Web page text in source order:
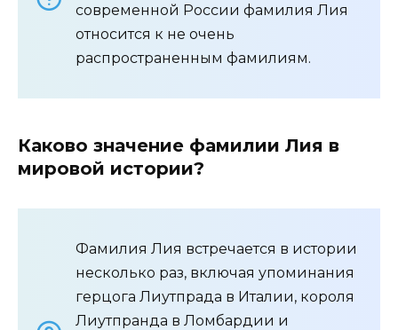
современной России фамилия Лия
относится к не очень
распространенным фамилиям.
Каково значение фамилии Лия в
мировой истории?
Фамилия Лия встречается в истории
несколько раз, включая упоминания
герцога Лиутпрада в Италии, короля
Лиутпранда в Ломбардии и